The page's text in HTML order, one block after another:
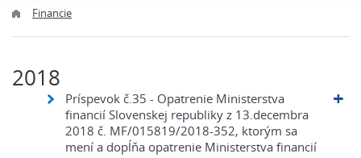
Financie
2018
Príspevok č.35 - Opatrenie Ministerstva
financií Slovenskej republiky z 13.decembra
2018 č. MF/015819/2018-352, ktorým sa
mení a dopĺňa opatrenie Ministerstva financií